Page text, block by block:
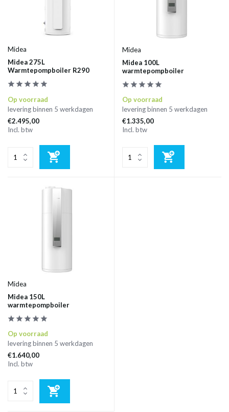
Midea
Midea 275L
Warmtepompboiler R290
Op voorraad
levering binnen 5 werkdagen
€2.495,00
Incl. btw
Midea
Midea 100L
warmtepompboiler
Op voorraad
levering binnen 5 werkdagen
€1.335,00
Incl. btw
Midea
Midea 150L
warmtepompboiler
Op voorraad
levering binnen 5 werkdagen
€1.640,00
Incl. btw